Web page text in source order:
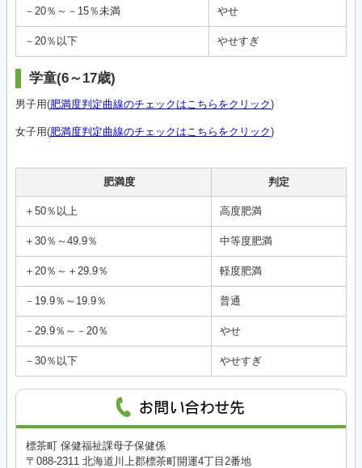
－20％～－15％未満 やせ
－20％以下 やせすぎ
学童(6～17歳)
男子用(肥満度判定曲線のチェックはこちらをクリック)
女子用(肥満度判定曲線のチェックはこちらをクリック)
肥満度 判定
＋50％以上 高度肥満
＋30％～49.9％ 中等度肥満
＋20％～＋29.9％ 軽度肥満
－19.9％～19.9％ 普通
－29.9％～－20％ やせ
－30％以下 やせすぎ
標茶町 保健福祉課母子保健係
〒088-2311 北海道川上郡標茶町開運4丁目2番地